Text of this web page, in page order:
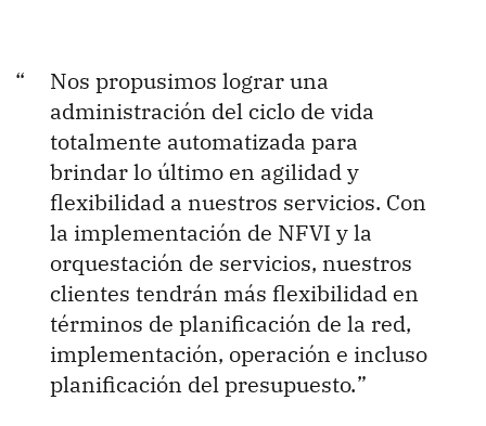
Nos propusimos lograr una
administración del ciclo de vida
totalmente automatizada para
brindar lo último en agilidad y
flexibilidad a nuestros servicios. Con
la implementación de NFVI y la
orquestación de servicios, nuestros
clientes tendrán más flexibilidad en
términos de planificación de la red,
implementación, operación e incluso
planificación del presupuesto.